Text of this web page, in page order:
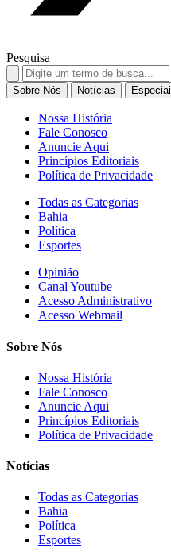
Pesquisa
Search
for:
Sobre Nós Notícias
Nossa História
Fale Conosco
Anuncie Aqui
Princípios Editoriais
Política de Privacidade
Todas as Categorias
Bahia
Política
Esportes
Opinião
Canal Youtube
Acesso Administrativo
Acesso Webmail
Sobre Nós
Nossa História
Fale Conosco
Anuncie Aqui
Princípios Editoriais
Política de Privacidade
Notícias
Todas as Categorias
Bahia
Política
Esportes